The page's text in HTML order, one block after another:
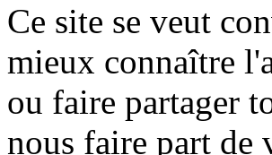
Ce site se veut
mieux connaître
ou faire partager
nous faire part de